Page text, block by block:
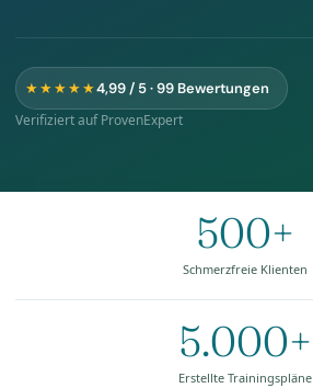
★★★★★4,99 / 5 · 99 Bewertungen
Verifiziert auf ProvenExpert
500+
Schmerzfreie Klienten
5.000+
Erstellte Trainingspläne